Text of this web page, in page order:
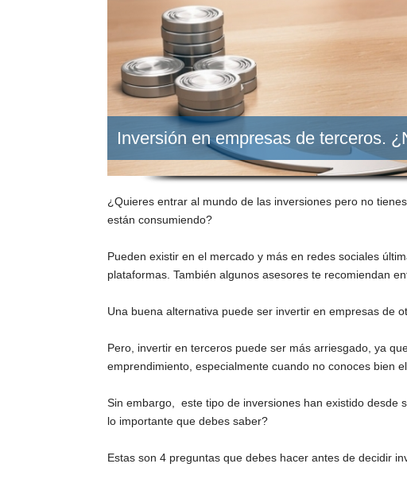
Inversión en empresas de terceros.
¿Quieres entrar al mundo de las inversiones pero no
están consumiendo?
Pueden existir en el mercado y más en redes sociales
plataformas. También algunos asesores te recomiendan
Una buena alternativa puede ser invertir en empresas de
Pero, invertir en terceros puede ser más arriesgado, ya
emprendimiento, especialmente cuando no conoces bien
Sin embargo, este tipo de inversiones han existido desde
lo importante que debes saber?
Estas son 4 preguntas que debes hacer antes de decidir